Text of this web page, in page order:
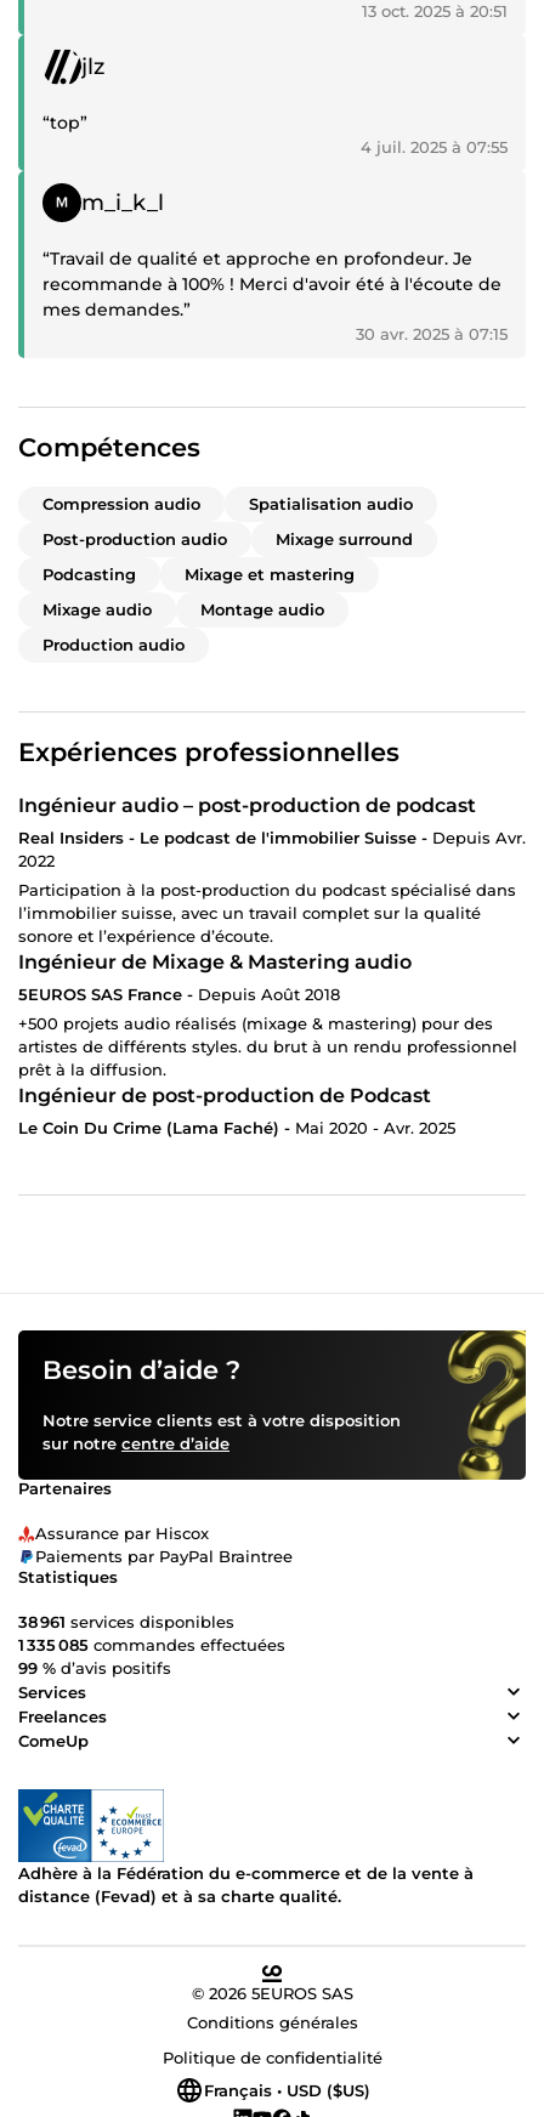
13 oct. 2025 à 20:51
Témoignage positif
jlz
“top”
4 juil. 2025 à 07:55
Témoignage positif
m_i_k_l
“Travail de qualité et approche en profondeur. Je
recommande à 100% ! Merci d'avoir été à l'écoute de
mes demandes.”
30 avr. 2025 à 07:15
Compétences
Compression audio
Spatialisation audio
Post-production audio
Mixage surround
Podcasting
Mixage et mastering
Mixage audio
Montage audio
Production audio
Expériences professionnelles
Ingénieur audio – post-production de podcast
Real Insiders - Le podcast de l'immobilier Suisse - Depuis Avr.
2022
Participation à la post-production du podcast spécialisé dans
l’immobilier suisse, avec un travail complet sur la qualité
sonore et l’expérience d’écoute.
Ingénieur de Mixage & Mastering audio
5EUROS SAS France - Depuis Août 2018
+500 projets audio réalisés (mixage & mastering) pour des
artistes de différents styles. du brut à un rendu professionnel
prêt à la diffusion.
Ingénieur de post-production de Podcast
Le Coin Du Crime (Lama Faché) - Mai 2020 - Avr. 2025
Besoin d’aide ?
Notre service clients est à votre disposition
sur notre centre d’aide
Partenaires
Assurance par Hiscox
Paiements par PayPal Braintree
Statistiques
38 961 services disponibles
1 335 085 commandes effectuées
99 % d’avis positifs
Services
Freelances
ComeUp
Adhère à la Fédération du e-commerce et de la vente à
distance (Fevad) et à sa charte qualité.
© 2026 5EUROS SAS
Conditions générales
Politique de confidentialité
Français • USD ($US)